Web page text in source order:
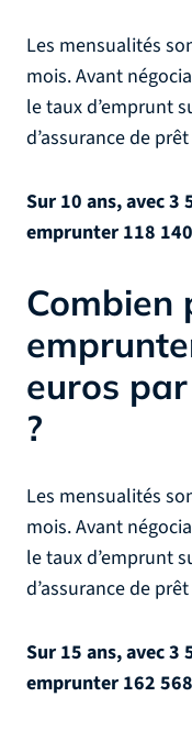
Les mensualités
mois. Avant
le taux d’emprunt
d’assurance de
Sur 10 ans, avec 3
emprunter 118
Combien
euros
?
Les mensualités
mois. Avant
le taux d’emprunt
d’assurance de
Sur 15 ans, avec 3
emprunter 162